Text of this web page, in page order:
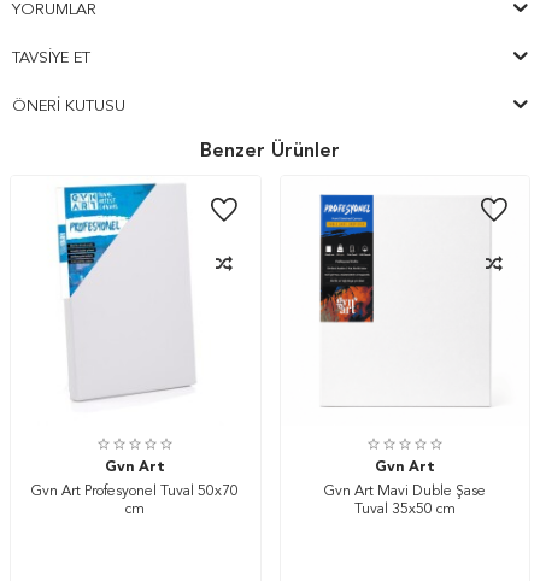
YORUMLAR
TAVSIYE ET
ÖNERI KUTUSU
Benzer Ürünler
Gvn Art
Gvn Art Profesyonel Tuval 50x70
cm
Gvn Art
Gvn Art Mavi Duble Şase
Tuval 35x50 cm